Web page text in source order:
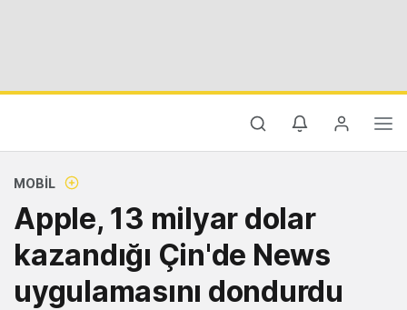
MOBIL
Apple, 13 milyar dolar
kazandığı Çin'de News
uygulamasını dondurdu